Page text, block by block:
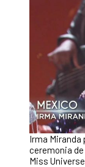
Irma Miranda
ceremonia
Miss